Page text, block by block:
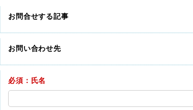
お問合せする記事
お問い合わせ先
必須：氏名